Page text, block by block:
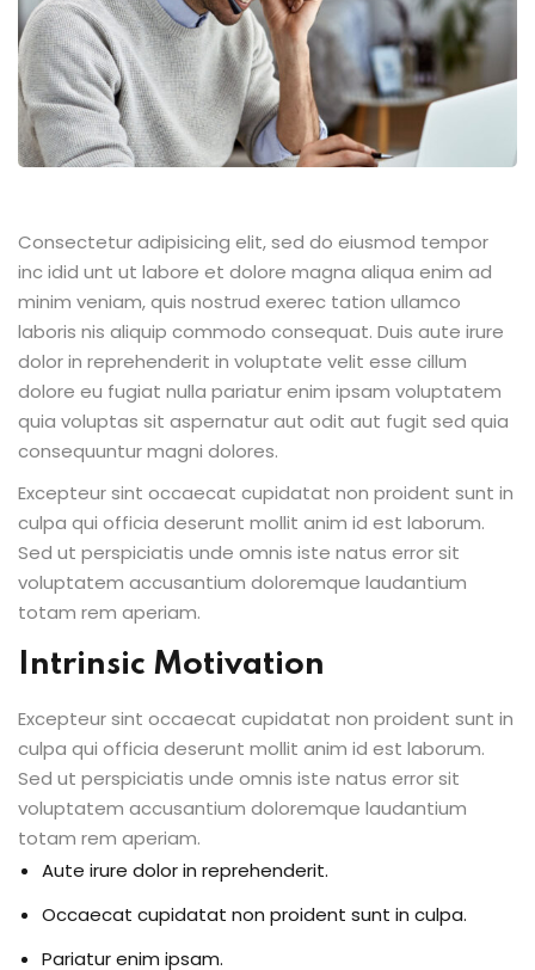
Consectetur adipisicing elit, sed do eiusmod tempor
inc idid unt ut labore et dolore magna aliqua enim ad
minim veniam, quis nostrud exerec tation ullamco
laboris nis aliquip commodo consequat. Duis aute irure
dolor in reprehenderit in voluptate velit esse cillum
dolore eu fugiat nulla pariatur enim ipsam voluptatem
quia voluptas sit aspernatur aut odit aut fugit sed quia
consequuntur magni dolores.
Excepteur sint occaecat cupidatat non proident sunt in
culpa qui officia deserunt mollit anim id est laborum.
Sed ut perspiciatis unde omnis iste natus error sit
voluptatem accusantium doloremque laudantium
totam rem aperiam.
Intrinsic Motivation
Excepteur sint occaecat cupidatat non proident sunt in
culpa qui officia deserunt mollit anim id est laborum.
Sed ut perspiciatis unde omnis iste natus error sit
voluptatem accusantium doloremque laudantium
totam rem aperiam.
Aute irure dolor in reprehenderit.
Occaecat cupidatat non proident sunt in culpa.
Pariatur enim ipsam.